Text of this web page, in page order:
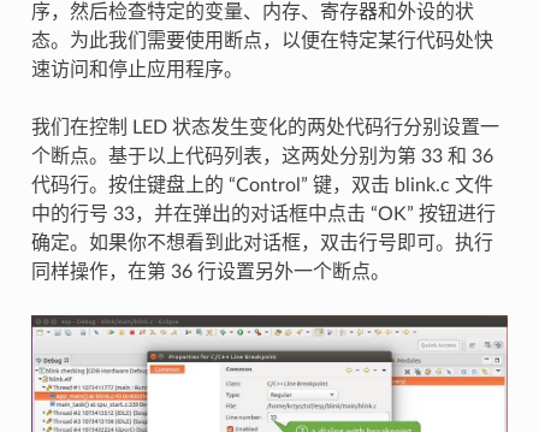
序，然后检查特定的变量、内存、寄存器和外设的状
态。为此我们需要使用断点，以便在特定某行代码处快
速访问和停止应用程序。
我们在控制 LED 状态发生变化的两处代码行分别设置一
个断点。基于以上代码列表，这两处分别为第 33 和 36
代码行。按住键盘上的 “Control” 键，双击 blink.c 文件
中的行号 33，并在弹出的对话框中点击 “OK” 按钮进行
确定。如果你不想看到此对话框，双击行号即可。执行
同样操作，在第 36 行设置另外一个断点。